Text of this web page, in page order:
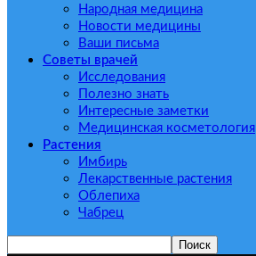
Народная медицина
Новости медицины
Ваши письма
Советы врачей
Исследования
Полезно знать
Интересные заметки
Медицинская косметология
Растения
Имбирь
Лекарственные растения
Облепиха
Чабрец